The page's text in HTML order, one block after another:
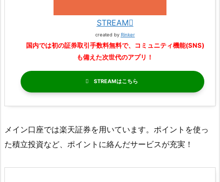
STREAM
created by Rinker
国内では初の証券取引手数料無料で、コミュニティ機能(SNS)
も備えた次世代のアプリ！
STREAM
メイン口座では楽天証券を用いています。ポイントを使っ
た積立投資など、ポイントに絡んだサービスが充実！